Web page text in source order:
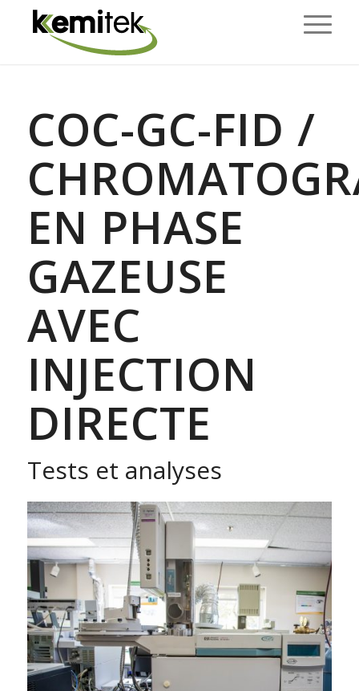
COC-GC-FID /
EN PHASE
GAZEUSE
AVEC
INJECTION
DIRECTE
Tests et analyses